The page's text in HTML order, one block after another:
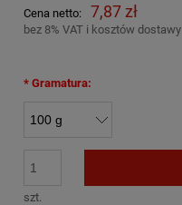
Cena netto: 7,87 zł
bez 8% VAT i kosztów dostawy
* Gramatura:
szt.